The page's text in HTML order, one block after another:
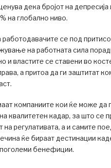
дека бројот на
на глобално ниво.
се под
на работната сила
и властите се ставени во
а притоа да ги заштитат
компаниите кои ќе може да
квалитетен кадар, за што се
регулативата, а и самите
ќе бираат дестинации
бенефиции.